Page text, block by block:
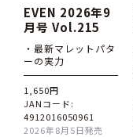
EVEN 2026年9
月号 Vol.215
・最新マレットパタ
ーの実力
1,650円
JANコード:
4912016050961
2026年8月5日発売